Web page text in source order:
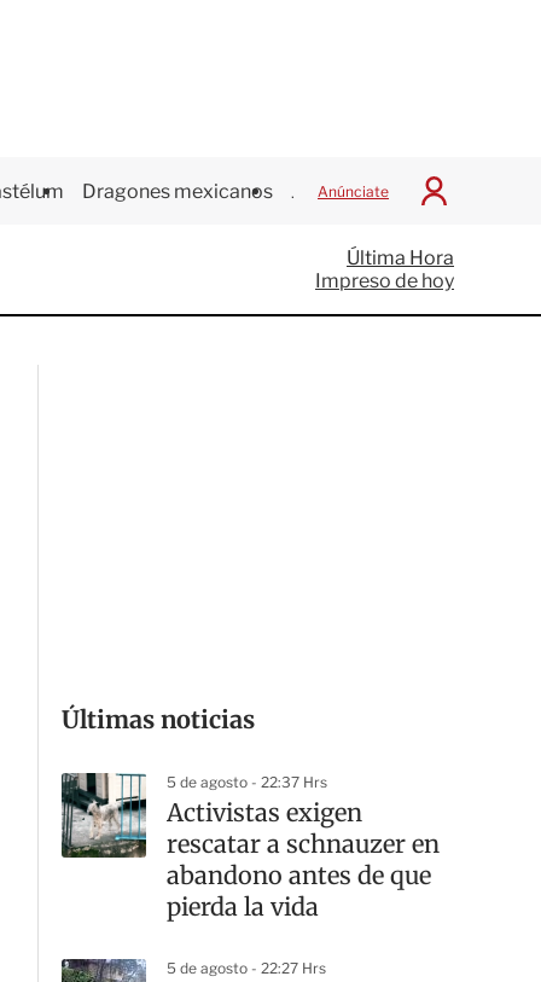
Dragones mexicanos Juegos Centroamericanos
Anúnciate
I
c
i
a
Última Hora
Impreso de hoy
Últimas noticias
5 de agosto - 22:37 Hrs
Activistas exigen
rescatar a schnauzer en
abandono antes de que
pierda la vida
5 de agosto - 22:27 Hrs